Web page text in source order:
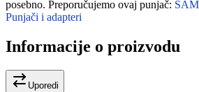
posebno. Preporučujemo ovaj punjač:
Punjači i adapteri
Informacije o proizvodu
Uporedi